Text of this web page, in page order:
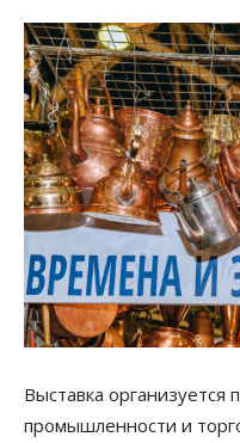
Выставка
промышленности и